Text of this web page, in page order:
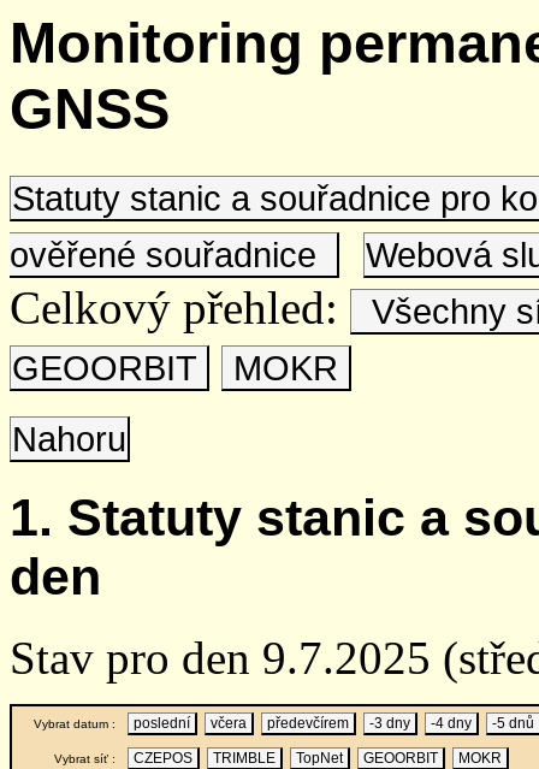
Monitoring
GNSS
Statuty stanic a souřadnice pro
ověřené souřadnice
Webová
Celkový přehled:
Všechny
GEOORBIT
MOKR
Nahoru
1. Statuty stanic a
den
Stav pro den 9.7.2025
Vybrat datum : poslední včera předevčírem -3 dny -4 dny -5 dnů
Vybrat síť : CZEPOS TRIMBLE TopNet GEOORBIT MOKR